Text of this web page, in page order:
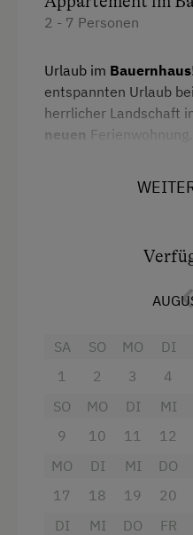
Hausgarten
Obstgarten
Pauschalangebote
Spielgefährten
Kinder-Ausstattung
Baby- und
Spielzeug
Ausstattung der
2 - 7 Personen
Urlaub im Bauernhaus
entspannten Urlaub
herrlicher Landschaft
neuen
Schlafzimmern(bis 7
Komplett
Geschirrspüler,
Gefrierfach, E-
3x DU/WC
Sat-TV
kostenloses W-
Safe
Handtücher und
SA
1
SO
2
MO
3
DI
4
SO
9
MO
10
DI
11
MI
12
MO
17
DI
18
MI
19
DO
20
DI
MI
DO
FR